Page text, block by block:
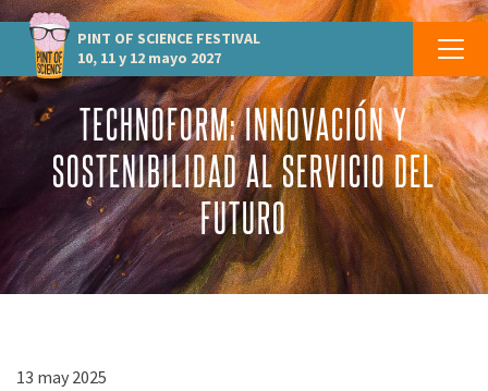
PINT OF SCIENCE FESTIVAL
10, 11 y 12 mayo 2027
TECHNOFORM: INNOVACIÓN Y
SOSTENIBILIDAD AL SERVICIO DEL
FUTURO
13 may 2025